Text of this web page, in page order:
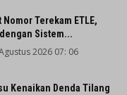
Terekam ETLE,
Sistem...
2026 07: 06
Kenaikan Denda Tilang